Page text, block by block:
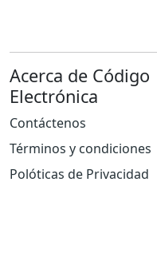
Acerca de Código
Electrónica
Contáctenos
Términos y condiciones
Polóticas de Privacidad